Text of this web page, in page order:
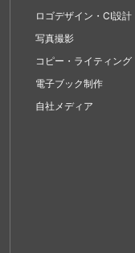
ロゴデザイン・CI設計
写真撮影
コピー・ライティング
電子ブック制作
自社メディア